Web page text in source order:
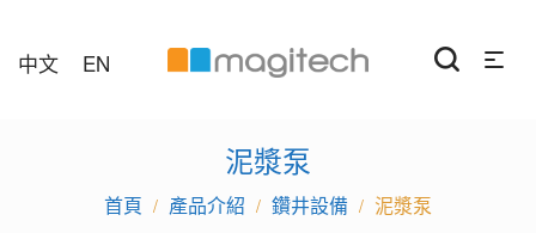
中文 EN
泥漿泵
/ 產品介紹 / 鑽井設備 / 泥漿泵